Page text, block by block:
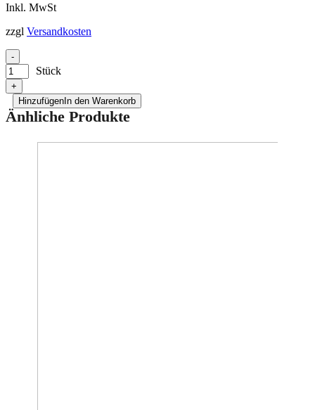
Inkl. MwSt
zzgl Versandkosten
-
Stück
+
HinzufügenIn den Warenkorb
Änhliche Produkte